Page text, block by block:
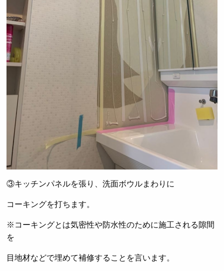
③キッチンパネルを張り、洗面ボウルまわりに
コーキングを打ちます。
※コーキングとは気密性や防水性のために施工される隙間
を
目地材などで埋めて補修することを言います。